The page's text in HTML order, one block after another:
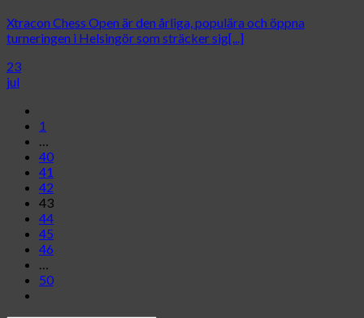
Xtracon Chess Open är den årliga, populära och öppna
turneringen i Helsingör som sträcker sig[...]
23
jul
1
…
40
41
42
43
44
45
46
…
50